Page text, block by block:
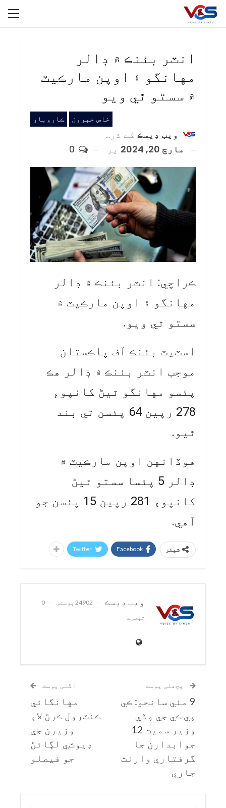
انٽر بئنڪ ۾ ڊالر
مهانگو ۽ اوپن مارڪيٽ
۾ سستو ٿي ويو
خاص خبرون ڪاروبار
ويب ڊيسڪ کے ذریعہ
مارچ 20, 2024
پر
ڪراچي: انٽر بئنڪ ۾ ڊالر
مهانگو ۽ اوپن مارڪيٽ ۾
سستو ٿي ويو.
اسٽيٽ بئنڪ آف پاڪستان
موجب انٽر بئنڪ ۾ ڊالر هڪ
پئسو مهانگو ٿيڻ کانپوءِ
278 رپين 64 پئسن تي بند
ٿيو.
هوڏانهن اوپن مارڪيٽ ۾
ڊالر 5 پئسا سستو ٿيڻ
کانپوءِ 281 رپين 15 پئسن جو
آهي.
شیئر Facebook
Twitter
ويب ڊيسڪ 24902 پوسٹس
0
تبصرے
پچھلی پوسٹ
9 مئي سانحو: ڪي
پي ڪي جي وڏي
وزير سميت 12
جوابدارن جا
گرفتاري وارنٽ
جاري
اگلی پوسٹ
مهانگائي
ڪنٽرول ڪرڻ لاءِ
وزيرن جي
ڊيوٽي لڳائڻ
جو فيصلو